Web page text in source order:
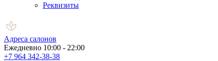
Реквизиты
Адреса салонов
Ежедневно 10:00 - 22:00
+7 964 342-38-38